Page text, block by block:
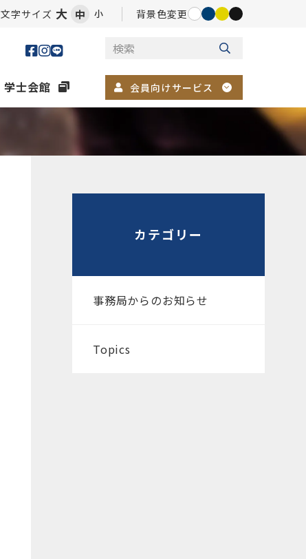
文字サイズ 大 中 小 背景色変更
学士会館 会員向けサービス
カテゴリー
事務局からのお知らせ
Topics